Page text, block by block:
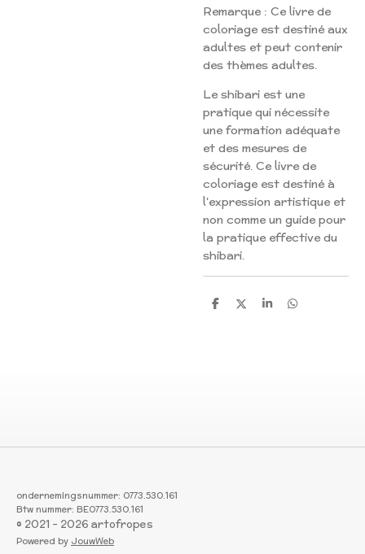
Remarque : Ce livre de
coloriage est destiné aux
adultes et peut contenir
des thèmes adultes.
Le shibari est une
pratique qui nécessite
une formation adéquate
et des mesures de
sécurité. Ce livre de
coloriage est destiné à
l'expression artistique et
non comme un guide pour
la pratique effective du
shibari.
S
S
S
S
ondernemingsnummer: 0773.530.161
Btw nummer: BE0773.530.161
© 2021 - 2026 artofropes
Powered by JouwWeb